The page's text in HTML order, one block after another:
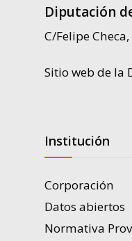
Diputación
C/Felipe
Sitio web de la
Institución
Corporación
Datos abiertos
Normativa